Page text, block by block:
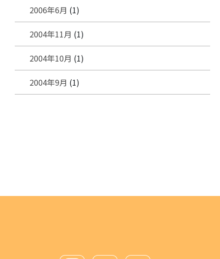
2006年6月 (1)
2004年11月 (1)
2004年10月 (1)
2004年9月 (1)